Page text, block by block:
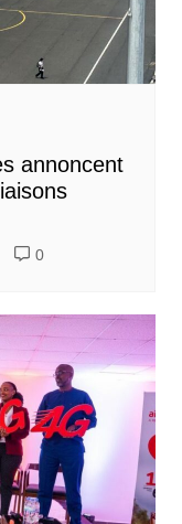
annoncent
0